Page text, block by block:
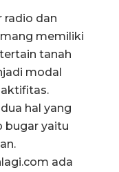
radio dan
memiliki
tanah
modal
hal yang
bugar yaitu
ada